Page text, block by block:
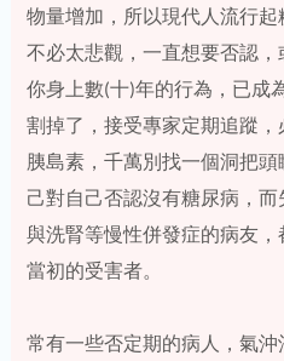
物量增加，所以現代人流行
不必太悲觀，一直想要否認
你身上數(十)年的行為，已成
割掉了，接受專家定期追蹤
胰島素，千萬別找一個洞把
己對自己否認沒有糖尿病，
與洗腎等慢性併發症的病友
當初的受害者。
常有一些否定期的病人，氣